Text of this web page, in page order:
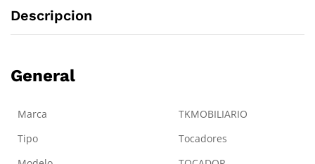
Descripcion
General
Marca
TKMOBILIARIO
Tipo
Tocadores